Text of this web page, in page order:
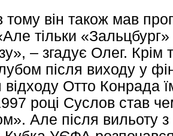
тому він також мав
тільки
– згадує Олег. Крім
після виходу у
відходу Отто Конрада
році Суслов став
Але після вильоту з